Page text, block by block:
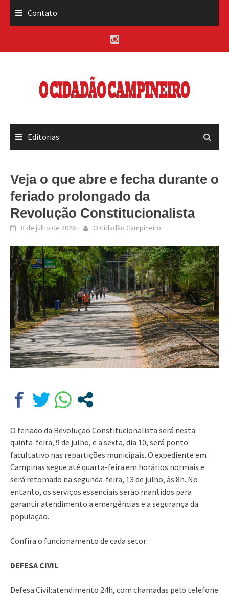
Contato
Editorias
Veja o que abre e fecha durante o
feriado prolongado da
Revolução Constitucionalista
8 de julho de 2026 O Cidadão Campineiro
O feriado da Revolução Constitucionalista será nesta
quinta-feira, 9 de julho, e a sexta, dia 10, será ponto
facultativo nas repartições municipais. O expediente em
Campinas segue até quarta-feira em horários normais e
será retomado na segunda-feira, 13 de julho, às 8h. No
entanto, os serviços essenciais serão mantidos para
garantir atendimento a emergências e a segurança da
população.
Confira o funcionamento de cada setor:
DEFESA CIVIL
Defesa Civil:atendimento 24h, com chamadas pelo telefone